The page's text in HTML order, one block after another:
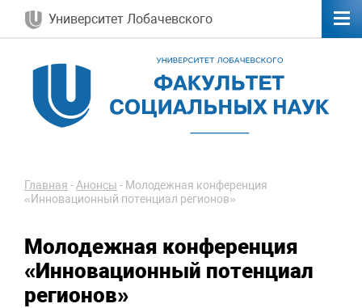
Университет Лобачевского
Главная -Анонсы - Молодежная конференция
«Инновационный потенциал регионов»
Молодежная конференция
«Инновационный потенциал
регионов»